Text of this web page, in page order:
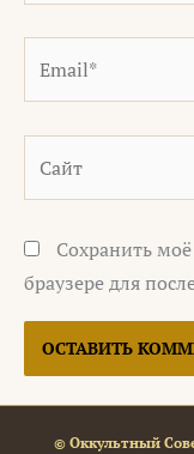
Сохранить
браузере для
© Оккультный